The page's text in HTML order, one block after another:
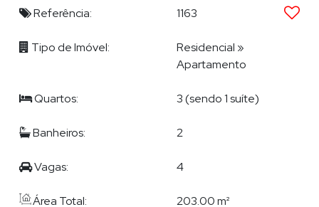
• Sala de Estar
Edfício
Referência: 1163
Tipo de Imóvel: Residencial »
Apartamento
Quartos: 3 (sendo 1 suíte)
Banheiros: 2
Vagas: 4
Área Total: 203.00 m²